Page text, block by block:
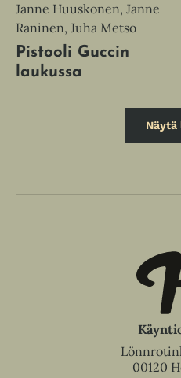
Janne Huuskonen, Janne
Raninen, Juha Metso
Pistooli Guccin
laukussa
Näytä
00120